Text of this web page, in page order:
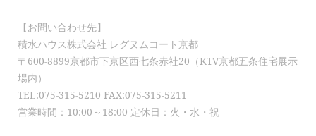
【お問い合わせ先】
積水ハウス株式会社 レグヌムコート京都
〒600-8899京都市下京区西七条赤社20（KTV京都五条住宅展示
場内）
TEL:075-315-5210 FAX:075-315-5211
営業時間：10:00～18:00 定休日：火・水・祝